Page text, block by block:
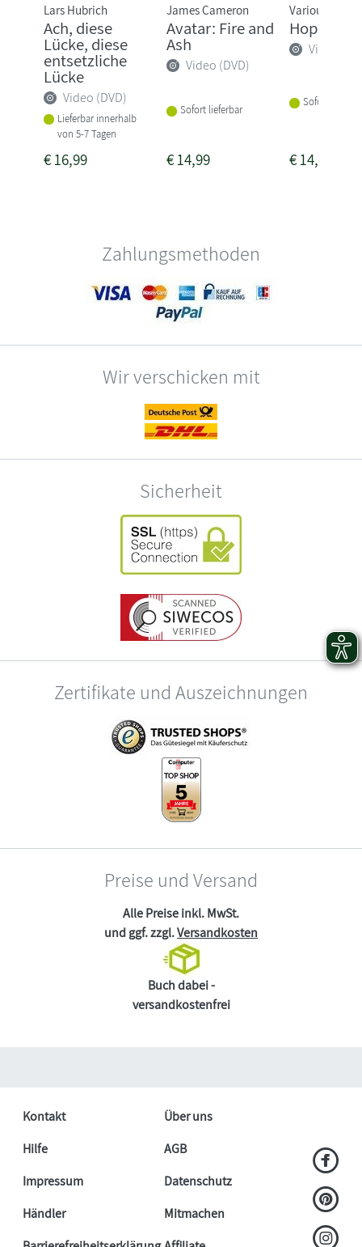
Lars Hubrich
Ach, diese
Lücke, diese
entsetzliche
Lücke
Video (DVD)
Lieferbar innerhalb
von 5-7 Tagen
€16,99
James Cameron
Avatar: Fire and
Ash
Video (DVD)
Sofort lieferbar
€14,99
Various
Hoppers
Video
Sofort
€14,99
Zahlungsmethoden
Wir verschicken mit
Sicherheit
Zertifikate und Auszeichnungen
Preise und Versand
Alle Preise inkl. MwSt.
und ggf. zzgl.Versandkosten
Buch dabei -
versandkostenfrei
Kontakt
Über uns
Hilfe
AGB
Impressum
Datenschutz
Händler
Mitmachen